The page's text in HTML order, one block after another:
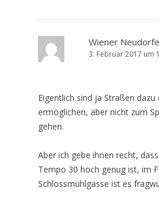
Wiener
3. Februar 2017 um
Eigentlich sind ja Straßen dazu
ermöglichen, aber nicht zum
gehen.
Aber ich gebe ihnen recht,
Tempo 30 hoch genug ist, im
Schlossmühlgasse ist es